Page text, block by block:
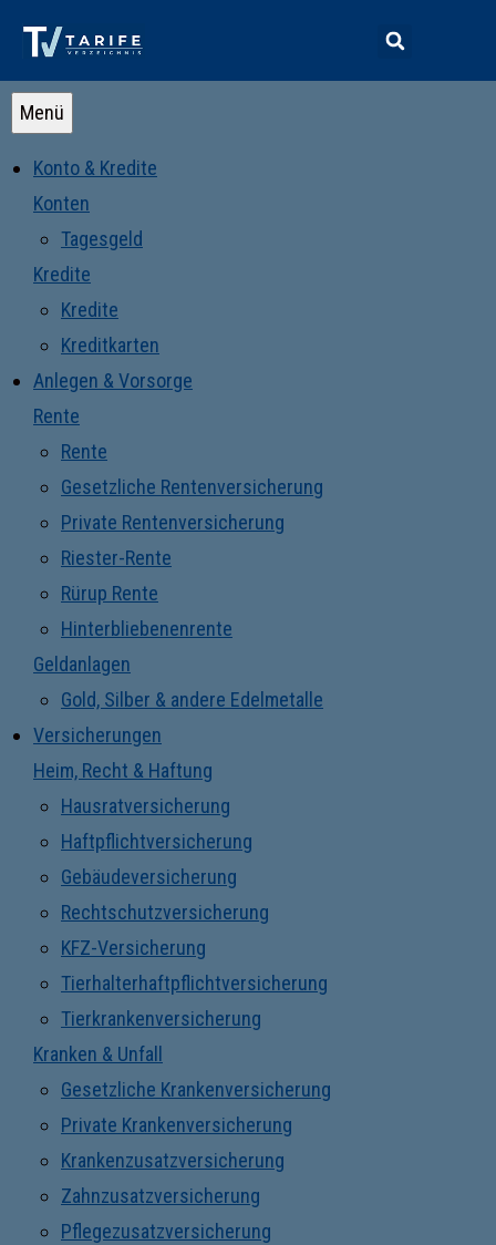
Menü
Konto & Kredite
Konten
Tagesgeld
Kredite
Kredite
Kreditkarten
Anlegen & Vorsorge
Rente
Rente
Gesetzliche Rentenversicherung
Private Rentenversicherung
Riester-Rente
Rürup Rente
Hinterbliebenenrente
Geldanlagen
Gold, Silber & andere Edelmetalle
Versicherungen
Heim, Recht & Haftung
Hausratversicherung
Haftpflichtversicherung
Gebäudeversicherung
Rechtschutzversicherung
KFZ-Versicherung
Tierhalterhaftpflichtversicherung
Tierkrankenversicherung
Kranken & Unfall
Gesetzliche Krankenversicherung
Private Krankenversicherung
Krankenzusatzversicherung
Zahnzusatzversicherung
Pflegezusatzversicherung